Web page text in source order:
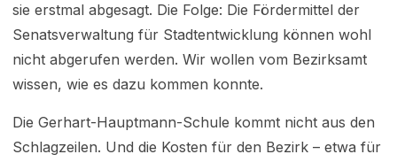
sie erstmal abgesagt. Die Folge: Die Fördermittel der
Senatsverwaltung für Stadtentwicklung können wohl
nicht abgerufen werden. Wir wollen vom Bezirksamt
wissen, wie es dazu kommen konnte.
Die Gerhart-Hauptmann-Schule kommt nicht aus den
Schlagzeilen. Und die Kosten für den Bezirk – etwa für